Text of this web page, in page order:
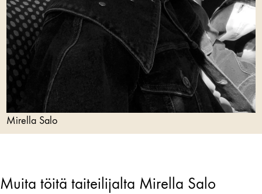
Mirella Salo
Muita töitä taiteilijalta Mirella Salo